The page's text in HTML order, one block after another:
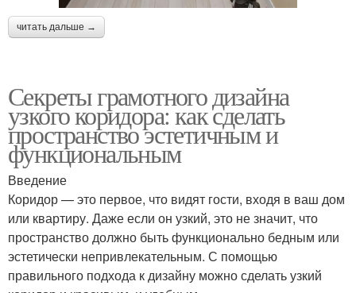
читать дальше →
Секреты грамотного дизайна
узкого коридора: как сделать
пространство эстетичным и
функциональным
Введение
Коридор — это первое, что видят гости, входя в ваш дом
или квартиру. Даже если он узкий, это не значит, что
пространство должно быть функционально бедным или
эстетически непривлекательным. С помощью
правильного подхода к дизайну можно сделать узкий